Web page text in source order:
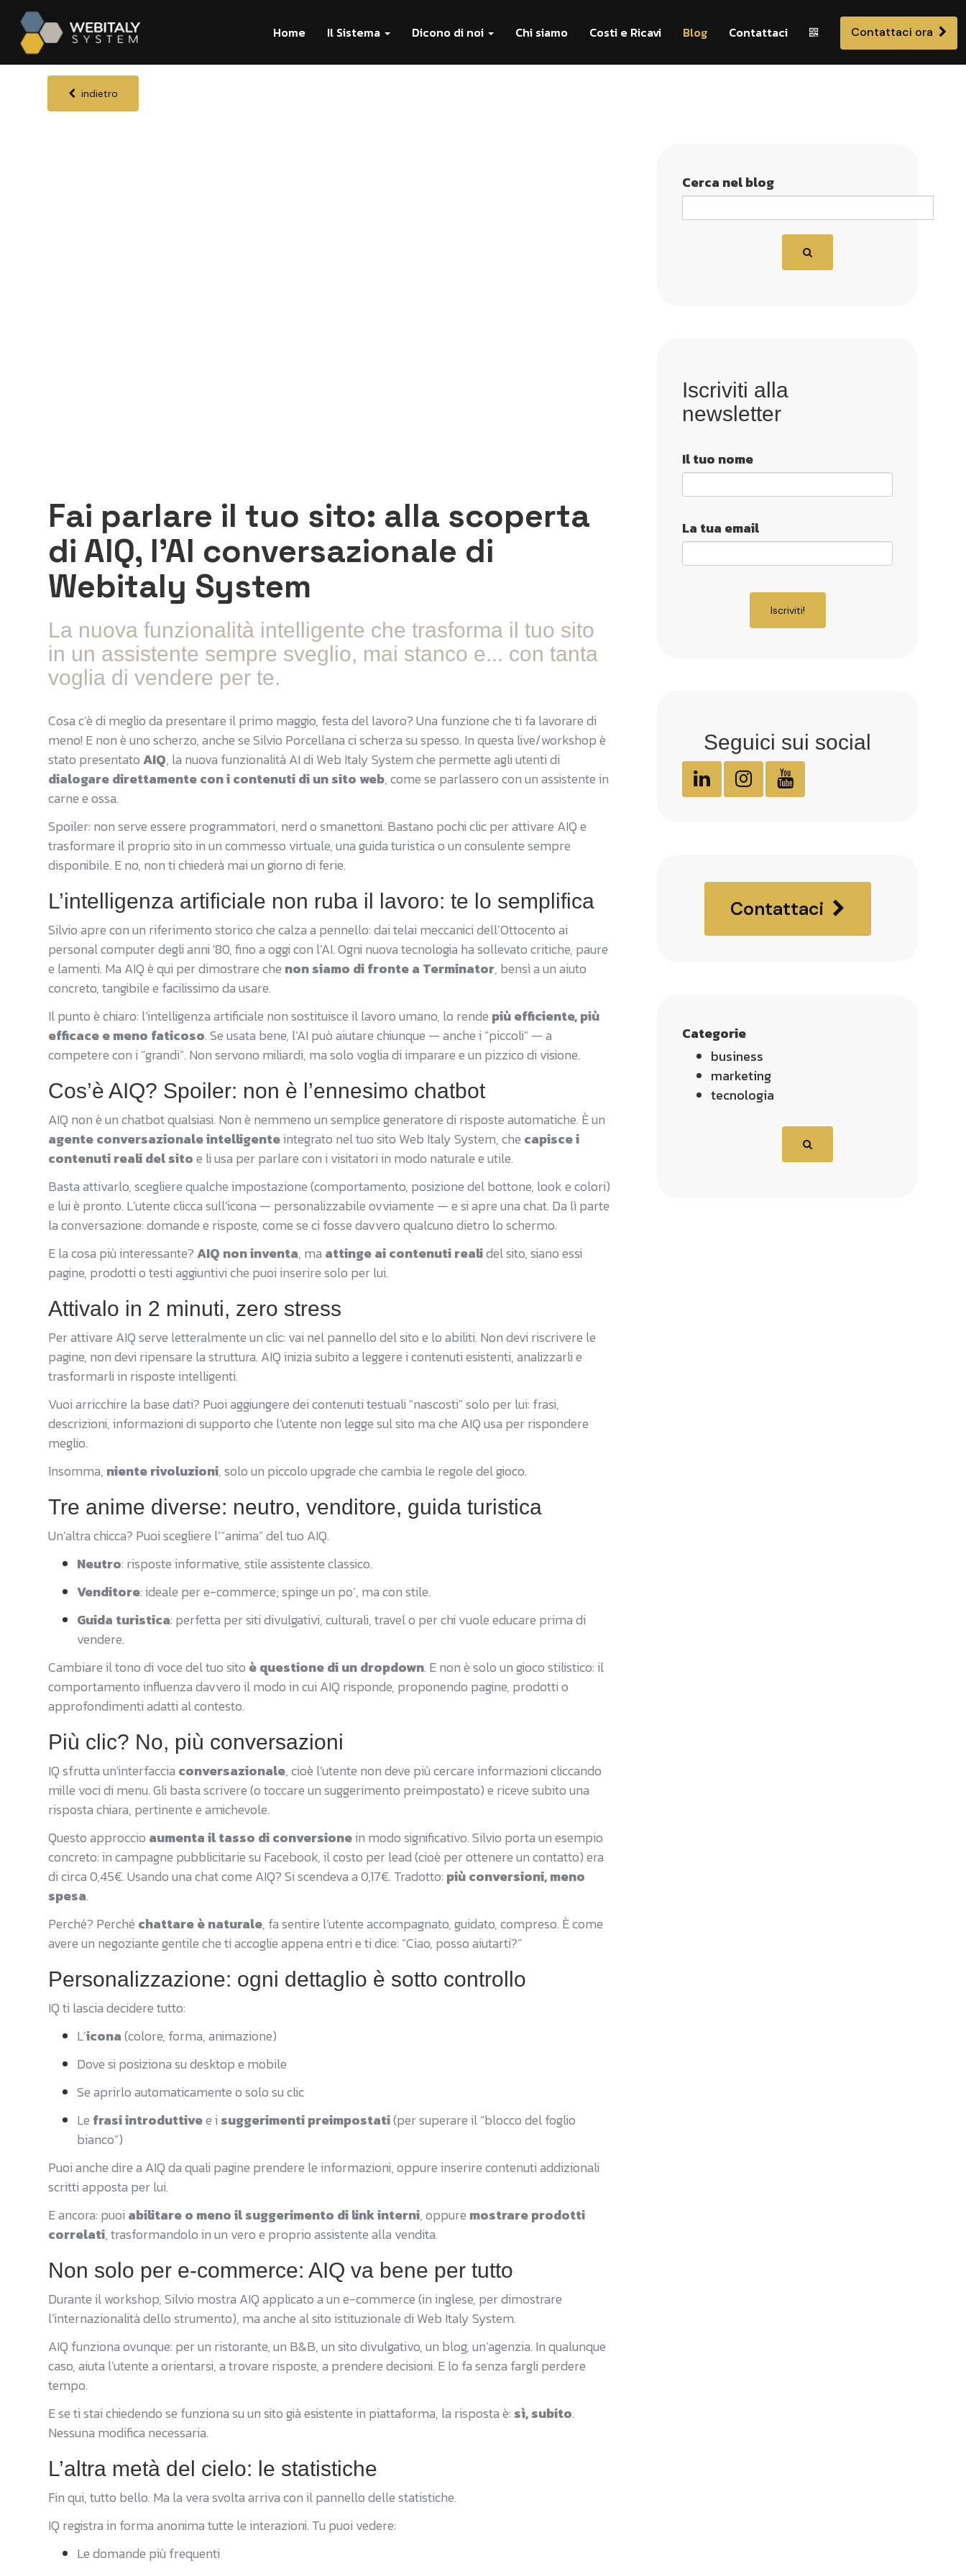
Home Il Sistema Dicono di noi Chi siamo Costi e Ricavi Blog Contattaci Contattaci ora
indietro
Fai parlare il tuo sito: alla scoperta
di AIQ, l’AI conversazionale di
Webitaly System
La nuova funzionalità intelligente che trasforma il tuo sito
in un assistente sempre sveglio, mai stanco e... con tanta
voglia di vendere per te.
Cosa c’è di meglio da presentare il primo maggio, festa del lavoro? Una funzione che ti fa lavorare di
meno! E non è uno scherzo, anche se Silvio Porcellana ci scherza su spesso. In questa live/workshop è
stato presentatoAIQ, la nuova funzionalità AI di Web Italy System che permette agli utenti di
dialogare direttamente con i contenuti di un sito web, come se parlassero con un assistente in
carne e ossa.
Spoiler: non serve essere programmatori, nerd o smanettoni. Bastano pochi clic per attivare AIQ e
trasformare il proprio sito in un commesso virtuale, una guida turistica o un consulente sempre
disponibile. E no, non ti chiederà mai un giorno di ferie.
L’intelligenza artificiale non ruba il lavoro: te lo semplifica
Silvio apre con un riferimento storico che calza a pennello: dai telai meccanici dell’Ottocento ai
personal computer degli anni '80, fino a oggi con l’AI. Ogni nuova tecnologia ha sollevato critiche, paure
e lamenti. Ma AIQ è qui per dimostrare che non siamo di fronte a Terminator, bensì a un aiuto
concreto, tangibile e facilissimo da usare.
Il punto è chiaro: l’intelligenza artificiale non sostituisce il lavoro umano, lo rende più efficiente, più
efficace e meno faticoso. Se usata bene, l’AI può aiutare chiunque — anche i “piccoli” — a
competere con i “grandi”. Non servono miliardi, ma solo voglia di imparare e un pizzico di visione.
Cos’è AIQ? Spoiler: non è l’ennesimo chatbot
AIQ non è un chatbot qualsiasi. Non è nemmeno un semplice generatore di risposte automatiche. È un
agente conversazionale intelligenteintegrato nel tuo sito Web Italy System, che capisce i
contenuti reali del sitoe li usa per parlare con i visitatori in modo naturale e utile.
Basta attivarlo, scegliere qualche impostazione (comportamento, posizione del bottone, look e colori)
e lui è pronto. L’utente clicca sull’icona — personalizzabile ovviamente — e si apre una chat. Da lì parte
la conversazione: domande e risposte, come se ci fosse davvero qualcuno dietro lo schermo.
E la cosa più interessante?AIQ non inventa, ma attinge ai contenuti realidel sito, siano essi
pagine, prodotti o testi aggiuntivi che puoi inserire solo per lui.
Attivalo in 2 minuti, zero stress
Per attivare AIQ serve letteralmente un clic: vai nel pannello del sito e lo abiliti. Non devi riscrivere le
pagine, non devi ripensare la struttura. AIQ inizia subito a leggere i contenuti esistenti, analizzarli e
trasformarli in risposte intelligenti.
Vuoi arricchire la base dati? Puoi aggiungere dei contenuti testuali "nascosti" solo per lui: frasi,
descrizioni, informazioni di supporto che l’utente non legge sul sito ma che AIQ usa per rispondere
meglio.
Insomma, niente rivoluzioni, solo un piccolo upgrade che cambia le regole del gioco.
Tre anime diverse: neutro, venditore, guida turistica
Un’altra chicca? Puoi scegliere l’“anima” del tuo AIQ.
Neutro: risposte informative, stile assistente classico.
Venditore: ideale per e-commerce; spinge un po’, ma con stile.
Guida turistica: perfetta per siti divulgativi, culturali, travel o per chi vuole educare prima di
vendere.
Cambiare il tono di voce del tuo sito è questione di un dropdown. E non è solo un gioco stilistico: il
comportamento influenza davvero il modo in cui AIQ risponde, proponendo pagine, prodotti o
approfondimenti adatti al contesto.
Più clic? No, più conversazioni
IQ sfrutta un'interfaccia conversazionale, cioè l’utente non deve più cercare informazioni cliccando
mille voci di menu. Gli basta scrivere (o toccare un suggerimento preimpostato) e riceve subito una
risposta chiara, pertinente e amichevole.
Questo approccio aumenta il tasso di conversionein modo significativo. Silvio porta un esempio
concreto: in campagne pubblicitarie su Facebook, il costo per lead (cioè per ottenere un contatto) era
di circa 0,45€. Usando una chat come AIQ? Si scendeva a 0,17€. Tradotto: più conversioni, meno
spesa.
Perché? Perché chattare è naturale, fa sentire l’utente accompagnato, guidato, compreso. È come
avere un negoziante gentile che ti accoglie appena entri e ti dice: “Ciao, posso aiutarti?”
Personalizzazione: ogni dettaglio è sotto controllo
IQ ti lascia decidere tutto:
L’icona(colore, forma, animazione)
Dove si posiziona su desktop e mobile
Se aprirlo automaticamente o solo su clic
Le frasi introduttivee i suggerimenti preimpostati(per superare il “blocco del foglio
bianco”)
Puoi anche dire a AIQ da quali pagine prendere le informazioni, oppure inserire contenuti addizionali
scritti apposta per lui.
E ancora: puoi abilitare o meno il suggerimento di link interni, oppure mostrare prodotti
correlati, trasformandolo in un vero e proprio assistente alla vendita.
Non solo per e-commerce: AIQ va bene per tutto
Durante il workshop, Silvio mostra AIQ applicato a un e-commerce (in inglese, per dimostrare
l’internazionalità dello strumento), ma anche al sito istituzionale di Web Italy System.
AIQ funziona ovunque: per un ristorante, un B&B, un sito divulgativo, un blog, un’agenzia. In qualunque
caso, aiuta l’utente a orientarsi, a trovare risposte, a prendere decisioni. E lo fa senza fargli perdere
tempo.
E se ti stai chiedendo se funziona su un sito già esistente in piattaforma, la risposta è: sì, subito.
Nessuna modifica necessaria.
L’altra metà del cielo: le statistiche
Fin qui, tutto bello. Ma la vera svolta arriva con il pannello delle statistiche.
IQ registra in forma anonima tutte le interazioni. Tu puoi vedere:
Le domande più frequenti
Cerca nel blog
Iscriviti alla
newsletter
Il tuo nome
La tua email
Iscriviti!
Seguici sui social
Contattaci
Categorie
business
marketing
tecnologia